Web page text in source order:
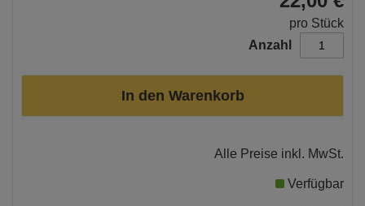
pro Stück
Anzahl
In den Warenkorb
Alle Preise inkl. MwSt.
Verfügbar